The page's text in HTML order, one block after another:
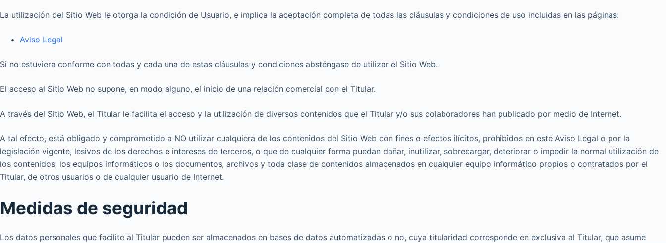
La utilización del Sitio Web le otorga la condición de Usuario, e implica la aceptación completa de todas las cláusulas y condiciones de uso incluidas en las páginas:
Aviso Legal
Si no estuviera conforme con todas y cada una de estas cláusulas y condiciones absténgase de utilizar el Sitio Web.
El acceso al Sitio Web no supone, en modo alguno, el inicio de una relación comercial con el Titular.
A través del Sitio Web, el Titular le facilita el acceso y la utilización de diversos contenidos que el Titular y/o sus colaboradores han publicado por medio de Internet.
A tal efecto, está obligado y comprometido a NO utilizar cualquiera de los contenidos del Sitio Web con fines o efectos ilícitos, prohibidos en este Aviso Legal o por la
legislación vigente, lesivos de los derechos e intereses de terceros, o que de cualquier forma puedan dañar, inutilizar, sobrecargar, deteriorar o impedir la normal utilización de
los contenidos, los equipos informáticos o los documentos, archivos y toda clase de contenidos almacenados en cualquier equipo informático propios o contratados por el
Titular, de otros usuarios o de cualquier usuario de Internet.
Medidas de seguridad
Los datos personales que facilite al Titular pueden ser almacenados en bases de datos automatizadas o no, cuya titularidad corresponde en exclusiva al Titular, que asume